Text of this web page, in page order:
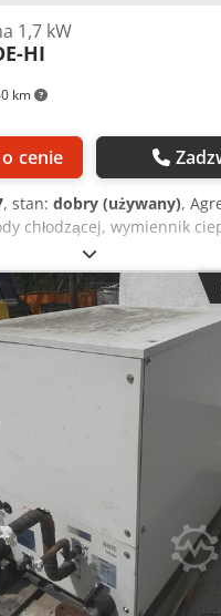
km
1,7 kW
HI
cenie
, stan: dobry (używany),
chłodzącej, wymiennik
do zgrzewania
linia do zgrzewania
punktowego, agregat
chłodnica wodna - Typ:
No Abtok -
zdjęcia - Wymiary: 1300/